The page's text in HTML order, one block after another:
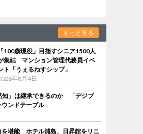
もっと見る
「100歳現役」目指すシニア1500人
集結 マンション管理代務員イベ
ト「うぇるねすシップ」
年8月4日
知」は継承できるのか 「デジブ
ンドテーブル
を堪能 ホテル浦島、日昇館をリニ